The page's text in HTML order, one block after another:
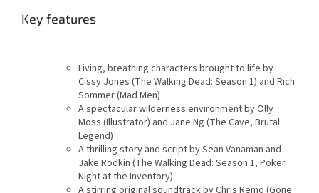
Key features
Living, breathing characters brought to life by
Cissy Jones (The Walking Dead: Season 1) and Rich
Sommer (Mad Men)
A spectacular wilderness environment by Olly
Moss (Illustrator) and Jane Ng (The Cave, Brutal
Legend)
A thrilling story and script by Sean Vanaman and
Jake Rodkin (The Walking Dead: Season 1, Poker
Night at the Inventory)